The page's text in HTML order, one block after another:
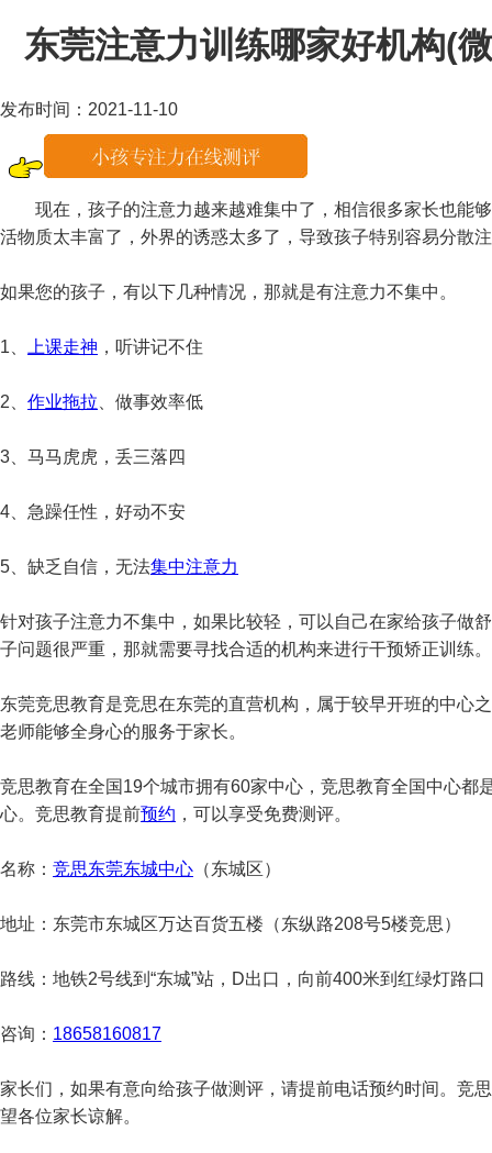
东莞注意力训练哪家好机构(
发布时间：2021-11-10
现在，孩子的注意力越来越难集中了，相信很多家长也能
活物质太丰富了，外界的诱惑太多了，导致孩子特别容易分散
如果您的孩子，有以下几种情况，那就是有注意力不集中。
1、 上课走神 ，听讲记不住
2、 作业拖拉 、做事效率低
3、马马虎虎，丢三落四
4、急躁任性，好动不安
5、缺乏自信，无法集中注意力
针对孩子注意力不集中，如果比较轻，可以自己在家给孩子做
子问题很严重，那就需要寻找合适的机构来进行干预矫正训练
东莞竞思教育是竞思在东莞的直营机构，属于较早开班的中心
老师能够全身心的服务于家长。
竞思教育在全国19个城市拥有60家中心，竞思教育全国中心都
心。竞思教育提前预约 ，可以享受免费测评。
名称： 竞思东莞东城中心 （东城区）
地址：东莞市东城区万达百货五楼（东纵路208号5楼竞思）
路线：地铁2号线到“东城”站，D出口，向前400米到红绿灯路
咨询： 18658160817
家长们，如果有意向给孩子做测评，请提前电话预约时间。竞
望各位家长谅解。